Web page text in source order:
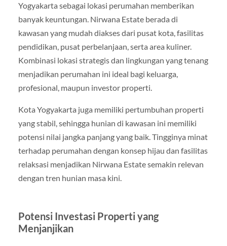
Yogyakarta sebagai lokasi perumahan memberikan
banyak keuntungan. Nirwana Estate berada di
kawasan yang mudah diakses dari pusat kota, fasilitas
pendidikan, pusat perbelanjaan, serta area kuliner.
Kombinasi lokasi strategis dan lingkungan yang tenang
menjadikan perumahan ini ideal bagi keluarga,
profesional, maupun investor properti.
Kota Yogyakarta juga memiliki pertumbuhan properti
yang stabil, sehingga hunian di kawasan ini memiliki
potensi nilai jangka panjang yang baik. Tingginya minat
terhadap perumahan dengan konsep hijau dan fasilitas
relaksasi menjadikan Nirwana Estate semakin relevan
dengan tren hunian masa kini.
Potensi Investasi Properti yang
Menjanjikan